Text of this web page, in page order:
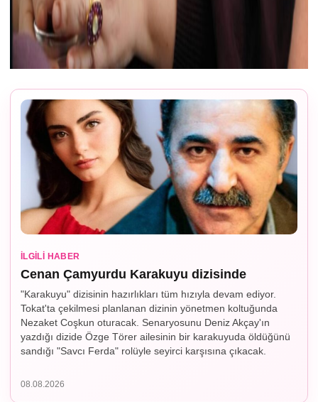
İLGILI HABER
Cenan Çamyurdu Karakuyu dizisinde
"Karakuyu" dizisinin hazırlıkları tüm hızıyla devam ediyor.
Tokat'ta çekilmesi planlanan dizinin yönetmen koltuğunda
Nezaket Coşkun oturacak. Senaryosunu Deniz Akçay'ın
yazdığı dizide Özge Törer ailesinin bir karakuyuda öldüğünü
sandığı "Savcı Ferda" rolüyle seyirci karşısına çıkacak.
08.08.2026